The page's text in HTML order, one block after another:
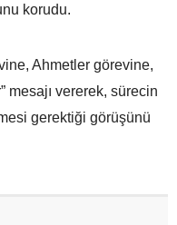
korudu.
Ahmetler görevine,
mesajı vererek, sürecin
gerektiği görüşünü